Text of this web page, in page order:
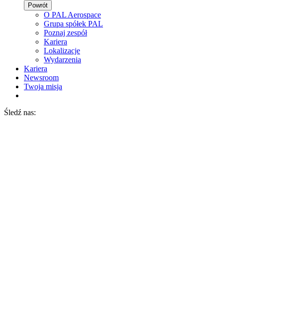
Powrót
O PAL Aerospace
Grupa spółek PAL
Poznaj zespół
Kariera
Lokalizacje
Wydarzenia
Kariera
Newsroom
Twoja misja
Śledź nas: